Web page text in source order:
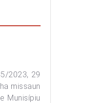
2023, 29
missaun
Munisípiu